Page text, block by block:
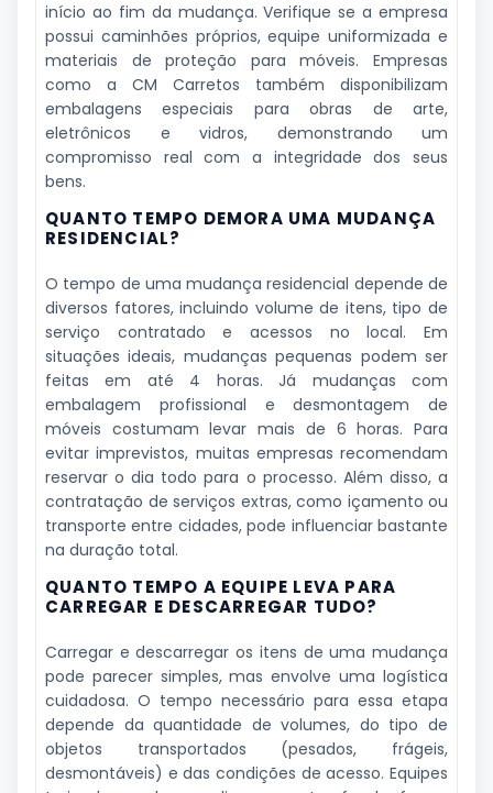
início ao fim da mudança. Verifique se a empresa
possui caminhões próprios, equipe uniformizada e
materiais de proteção para móveis. Empresas
como a CM Carretos também disponibilizam
embalagens especiais para obras de arte,
eletrônicos e vidros, demonstrando um
compromisso real com a integridade dos seus
bens.
QUANTO TEMPO DEMORA UMA MUDANÇA
RESIDENCIAL?
O tempo de uma mudança residencial depende de
diversos fatores, incluindo volume de itens, tipo de
serviço contratado e acessos no local. Em
situações ideais, mudanças pequenas podem ser
feitas em até 4 horas. Já mudanças com
embalagem profissional e desmontagem de
móveis costumam levar mais de 6 horas. Para
evitar imprevistos, muitas empresas recomendam
reservar o dia todo para o processo. Além disso, a
contratação de serviços extras, como içamento ou
transporte entre cidades, pode influenciar bastante
na duração total.
QUANTO TEMPO A EQUIPE LEVA PARA
CARREGAR E DESCARREGAR TUDO?
Carregar e descarregar os itens de uma mudança
pode parecer simples, mas envolve uma logística
cuidadosa. O tempo necessário para essa etapa
depende da quantidade de volumes, do tipo de
objetos transportados (pesados, frágeis,
desmontáveis) e das condições de acesso. Equipes